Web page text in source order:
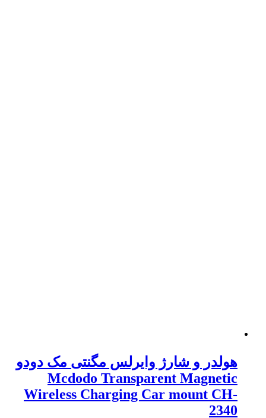
هولدر و شارژ وایرلس مگنتی مک دودو
Mcdodo Transparent Magnetic
Wireless Charging Car mount CH-
2340